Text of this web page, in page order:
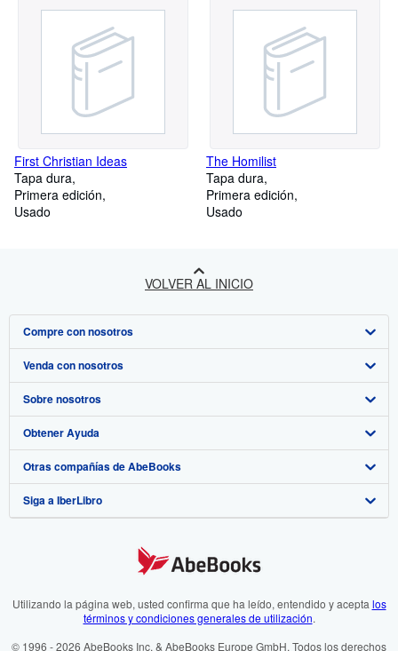
First Christian Ideas
Tapa dura
Primera edición
Usado
The Homilist
Tapa dura
Primera edición
Usado
VOLVER AL INICIO
Compre con nosotros
Búsqueda avanzada
Colecciones
Mi cuenta
Mis pedidos
Ver carrito
Venda con nosotros
Comenzar a vender
Únase a nuestro programa de afiliados
Recomiende un vendedor
Sobre nosotros
Sobre IberLibro
Medios
Empleo
Preferencias de cookies
Aviso de cookies
Obtener Ayuda
Preguntas frecuentes y guías
Atención al Cliente
Otras compañías de AbeBooks
AbeBooks.com
AbeBooks.fr
Siga a IberLibro
Utilizando la página web, usted confirma que ha leído, entendido y acepta los
términos y condiciones generales de utilización.
© 1996 - 2026 AbeBooks Inc. & AbeBooks Europe GmbH. Todos los derechos